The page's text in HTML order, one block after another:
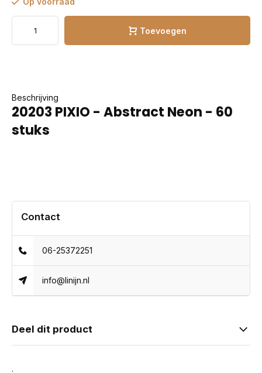
Toevoegen
Beschrijving
20203 PIXIO - Abstract Neon - 60
stuks
Contact
06-25372251
info@linijn.nl
Deel dit product
.